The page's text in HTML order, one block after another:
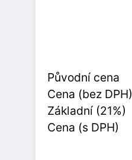
Původní cena
Cena (bez DPH)
Základní (21%)
Cena (s DPH)